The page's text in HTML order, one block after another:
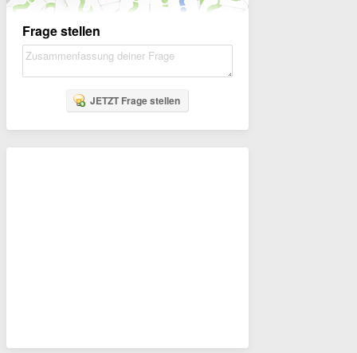
Frage stellen
JETZT Frage stellen